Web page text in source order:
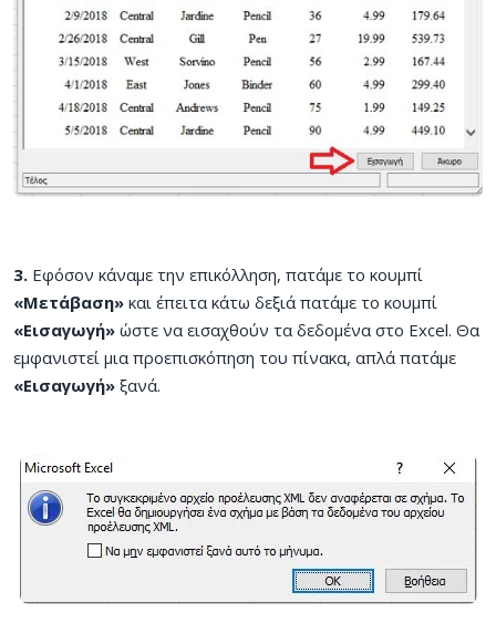
3. Εφόσον κάναμε την επικόλληση, πατάμε το κουμπί
«Μετάβαση» και έπειτα κάτω δεξιά πατάμε το κουμπί
«Εισαγωγή» ώστε να εισαχθούν τα δεδομένα στο Excel. Θα
εμφανιστεί μια προεπισκόπηση του πίνακα, απλά πατάμε
«Εισαγωγή» ξανά.